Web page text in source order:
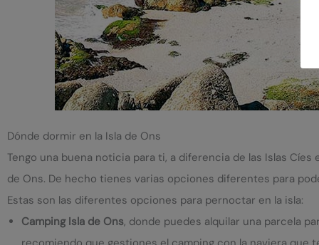
Dónde dormir en la Isla de Ons
Tengo una buena noticia para ti, a diferencia de las Islas Cíes
de Ons. De hecho tienes varias opciones diferentes para
Estas son las diferentes opciones para pernoctar en la isla:
Camping Isla de Ons, donde puedes alquilar una parcela